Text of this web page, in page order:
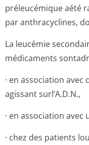
préleucémique aété
par anthracyclines,
La leucémie
médicaments
· en association
agissant surl’A.D.N.,
· en association
· chez des patients